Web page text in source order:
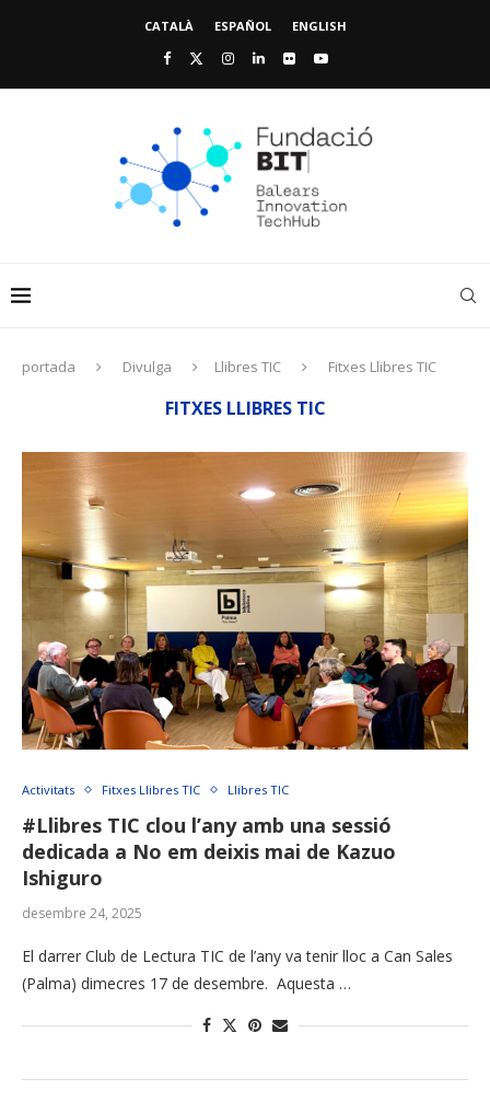
CATALÀ ESPAÑOL ENGLISH
portada Divulga Llibres TIC Fitxes Llibres TIC
FITXES LLIBRES TIC
Activitats Fitxes Llibres TIC Llibres TIC
#Llibres TIC clou l’any amb una sessió
dedicada a No em deixis mai de Kazuo
Ishiguro
desembre 24, 2025
El darrer Club de Lectura TIC de l’any va tenir lloc a Can Sales
(Palma) dimecres 17 de desembre. Aquesta …